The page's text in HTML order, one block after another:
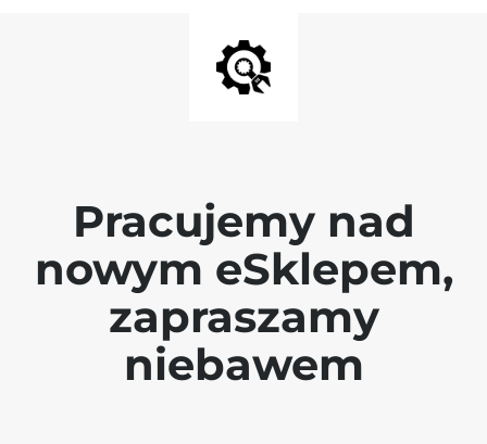
Pracujemy nad
nowym eSklepem,
zapraszamy
niebawem